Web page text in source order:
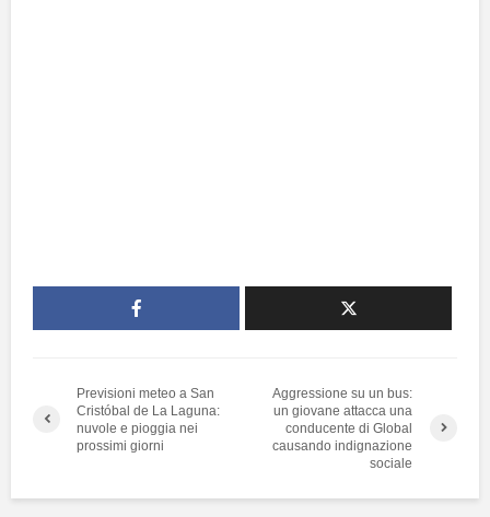
Previsioni meteo a San
Cristóbal de La Laguna:
nuvole e pioggia nei
prossimi giorni
Aggressione su un bus:
un giovane attacca una
conducente di Global
causando indignazione
sociale